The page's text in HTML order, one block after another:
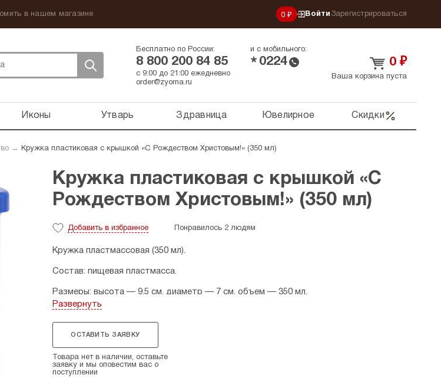
в нашем магазине 0 ₽ Войти Зарегистрироваться
Бесплатно по России:
8 800 200 84 85
и с мобильного:
* 0224
с 9:00 до 21:00 ежедневно
order@zyorna.ru
0 ₽
Ваша корзина пуста
Иконы Утварь Здравница Ювелирное Скидки
→ Кружка пластиковая с крышкой «С Рождеством Христовым!» (350 мл)
Кружка пластиковая с крышкой «С
Рождеством Христовым!» (350 мл)
Добавить в избранное Понравилось 2 людям
Кружка пластмассовая (350 мл).
Состав: пищевая пластмасса.
Размеры: высота — 9,5 см, диаметр — 7 см, объем — 350 мл.
Развернуть
ОСТАВИТЬ ЗАЯВКУ
Товара нет в наличии, оставьте
заявку и мы оповестим вас о
поступлении